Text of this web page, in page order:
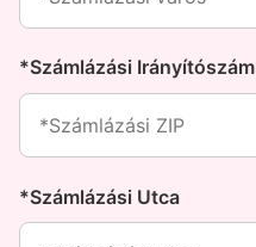
*Számlázási Irányítószám
*Számlázási Utca